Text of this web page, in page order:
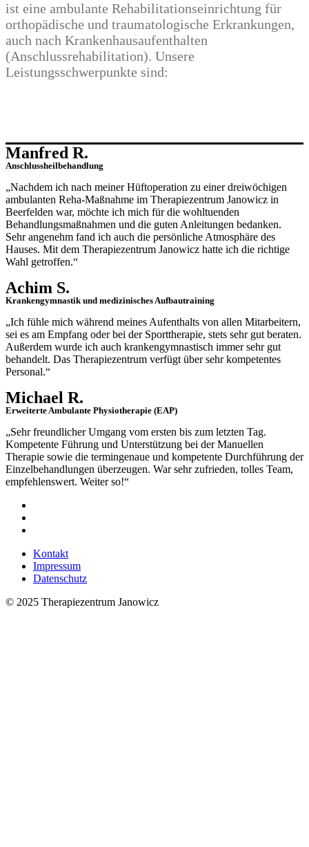
ist eine ambulante Rehabilitationseinrichtung für
orthopädische und traumatologische Erkrankungen,
auch nach Krankenhausaufenthalten
(Anschlussrehabilitation). Unsere
Leistungsschwerpunkte sind:
Manfred R.
Anschlussheilbehandlung
„Nachdem ich nach meiner Hüftoperation zu einer dreiwöchigen
ambulanten Reha-Maßnahme im Therapiezentrum Janowicz in
Beerfelden war, möchte ich mich für die wohltuenden
Behandlungsmaßnahmen und die guten Anleitungen bedanken.
Sehr angenehm fand ich auch die persönliche Atmosphäre des
Hauses. Mit dem Therapiezentrum Janowicz hatte ich die richtige
Wahl getroffen.“
Achim S.
Krankengymnastik und medizinisches Aufbautraining
„Ich fühle mich während meines Aufenthalts von allen Mitarbeitern,
sei es am Empfang oder bei der Sporttherapie, stets sehr gut beraten.
Außerdem wurde ich auch krankengymnastisch immer sehr gut
behandelt. Das Therapiezentrum verfügt über sehr kompetentes
Personal.“
Michael R.
Erweiterte Ambulante Physiotherapie (EAP)
„Sehr freundlicher Umgang vom ersten bis zum letzten Tag.
Kompetente Führung und Unterstützung bei der Manuellen
Therapie sowie die termingenaue und kompetente Durchführung der
Einzelbehandlungen überzeugen. War sehr zufrieden, tolles Team,
empfehlenswert. Weiter so!“
Kontakt
Impressum
Datenschutz
© 2025 Therapiezentrum Janowicz